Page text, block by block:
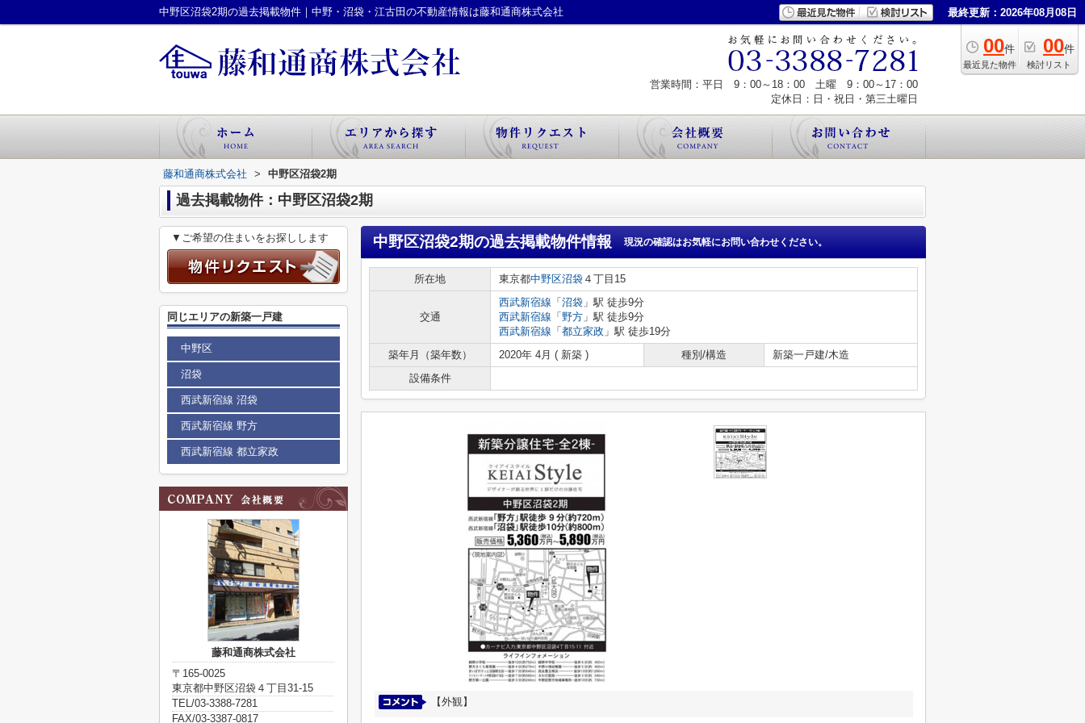
中野区沼袋2期の過去掲載物件｜中野・沼袋・江古田の不動産情報は藤和通商株式会社 最終更新：2026年08月08日
00件
最近見た物件
00件
検討リスト
営業時間：平日 9：00～18：00 土曜 9：00～17：00
定休日：日・祝日・第三土曜日
藤和通商株式会社 > 中野区沼袋2期
過去掲載物件：中野区沼袋2期
中野区沼袋2期の過去掲載物件情報 現況の確認はお気軽にお問い合わせください。
所在地 東京都中野区沼袋 ４丁目15
交通
西武新宿線 「 沼袋 」駅 徒歩9分
西武新宿線 「 野方 」駅 徒歩9分
西武新宿線 「 都立家政 」駅 徒歩19分
築年月（築年数）
2020年 4月 ( 新築 ) 種別/構造
新築一戸建/木造
設備条件
【外観】
▼ご希望の住まいをお探しします
同じエリアの新築一戸建
中野区
沼袋
西武新宿線 沼袋
西武新宿線 野方
西武新宿線 都立家政
藤和通商株式会社
〒165-0025
東京都中野区沼袋４丁目31-15
TEL/03-3388-7281
FAX/03-3387-0817